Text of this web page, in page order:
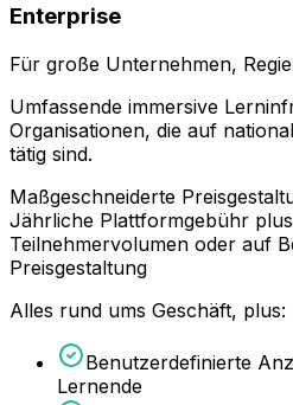
Enterprise
Für große Unternehmen,
Umfassende immersive
Organisationen, die auf
tätig sind.
Maßgeschneiderte
Jährliche Plattformgebühr
Teilnehmervolumen oder auf
Preisgestaltung
Alles rund ums Geschäft, plus:
Benutzerdefinierte
Lernende